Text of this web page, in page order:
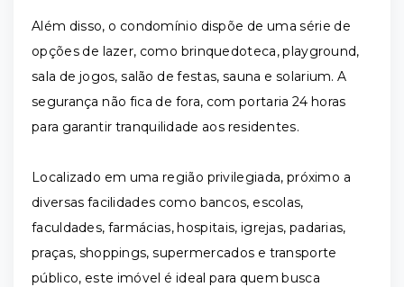
Além disso, o condomínio dispõe de uma série de
opções de lazer, como brinquedoteca, playground,
sala de jogos, salão de festas, sauna e solarium. A
segurança não fica de fora, com portaria 24 horas
para garantir tranquilidade aos residentes.
Localizado em uma região privilegiada, próximo a
diversas facilidades como bancos, escolas,
faculdades, farmácias, hospitais, igrejas, padarias,
praças, shoppings, supermercados e transporte
público, este imóvel é ideal para quem busca